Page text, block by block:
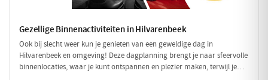
Gezellige Binnenactiviteiten in Hilvarenbeek
Ook bij slecht weer kun je genieten van een geweldige dag in
Hilvarenbeek en omgeving! Deze dagplanning brengt je naar sfeervolle
binnenlocaties, waar je kunt ontspannen en plezier maken, terwijl je